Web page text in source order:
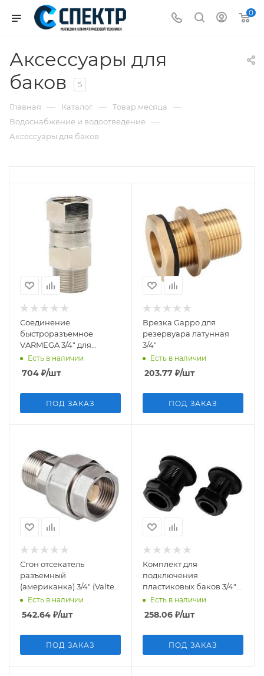
0
Аксессуары для
баков
5
Главная — Каталог — Товар месяца —
Водоснабжение и водоотведение —
Аксессуары для баков
Соединение
быстроразъемное
VARMEGA 3/4" для
расширительного бака
VM09601
Есть в наличии
704 ₽/шт
ПОД ЗАКАЗ
Врезка Gappo для
резервуара латунная
3/4"
Есть в наличии
203.77 ₽/шт
ПОД ЗАКАЗ
Сгон отсекатель
разъемный
(американка) 3/4" (Valtec
VT 538) уп 10 шт
Есть в наличии
542.64 ₽/шт
ПОД ЗАКАЗ
Комплект для
подключения
пластиковых баков 3/4"
пластиковый
Есть в наличии
258.06 ₽/шт
ПОД ЗАКАЗ